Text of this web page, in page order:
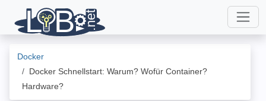
Docker
Docker Schnellstart: Warum? Wofür Container?
Hardware?